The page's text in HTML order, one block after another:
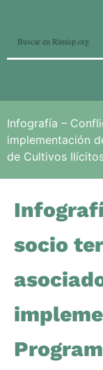
Infografía –
implementación
de Cultivos
socio